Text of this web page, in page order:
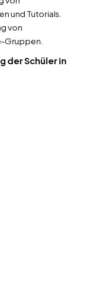
und Tutorials.
von
Gruppen.
der Schüler in